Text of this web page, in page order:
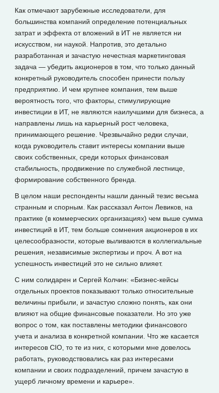
Как отмечают зарубежные исследователи, для
большинства компаний определение потенциальных
затрат и эффекта от вложений в ИТ не является ни
искусством, ни наукой. Напротив, это детально
разработанная и зачастую нечестная маркетинговая
задача — убедить акционеров в том, что только данный
конкретный руководитель способен принести пользу
предприятию. И чем крупнее компания, тем выше
вероятность того, что факторы, стимулирующие
инвестиции в ИТ, не являются наилучшими для бизнеса, а
направлены лишь на карьерный рост человека,
принимающего решение. Чрезвычайно редки случаи,
когда руководитель ставит интересы компании выше
своих собственных, среди которых финансовая
стабильность, продвижение по служебной лестнице,
формирование собственного бренда.
В целом наши респонденты нашли данный тезис весьма
странным и спорным. Как рассказал Антон Левиков, на
практике (в коммерческих организациях) чем выше сумма
инвестиций в ИТ, тем больше сомнения акционеров в их
целесообразности, которые выливаются в коллегиальные
решения, независимые экспертизы и проч. А вот на
успешность инвестиций это не сильно влияет.
С ним солидарен и Сергей Колчин: «Бизнес-кейсы
отдельных проектов показывают только относительные
величины прибыли, и зачастую сложно понять, как они
влияют на общие финансовые показатели. Но это уже
вопрос о том, как поставлены методики финансового
учета и анализа в конкретной компании. Что же касается
интересов CIO, то те из них, с которыми мне довелось
работать, руководствовались как раз интересами
компании и своих подразделений, причем зачастую в
ущерб личному времени и карьере».